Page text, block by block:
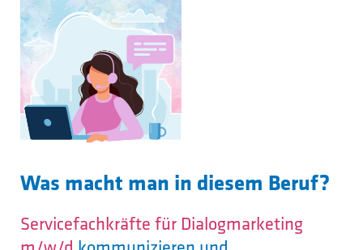
Was macht man in diesem Beruf?
Servicefachkräfte für Dialogmarketing